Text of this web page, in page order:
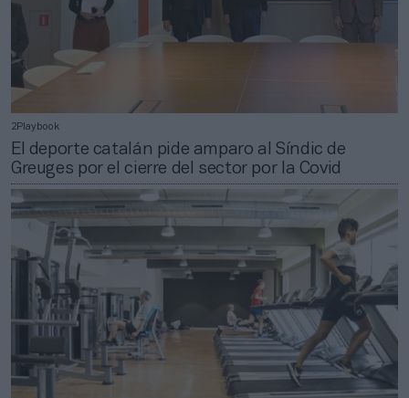
2Playbook
El deporte catalán pide amparo al Síndic de
Greuges por el cierre del sector por la Covid